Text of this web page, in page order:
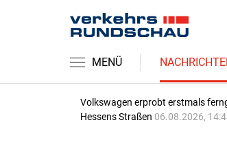
MENÜ
Volkswagen erprobt erstmals
Hessens Straßen 06.08.2026,